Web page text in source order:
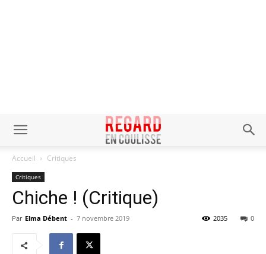
Accueil Critiques
Critiques
Chiche ! (Critique)
Par Elma Débent - 7 novembre 2019 0
2035